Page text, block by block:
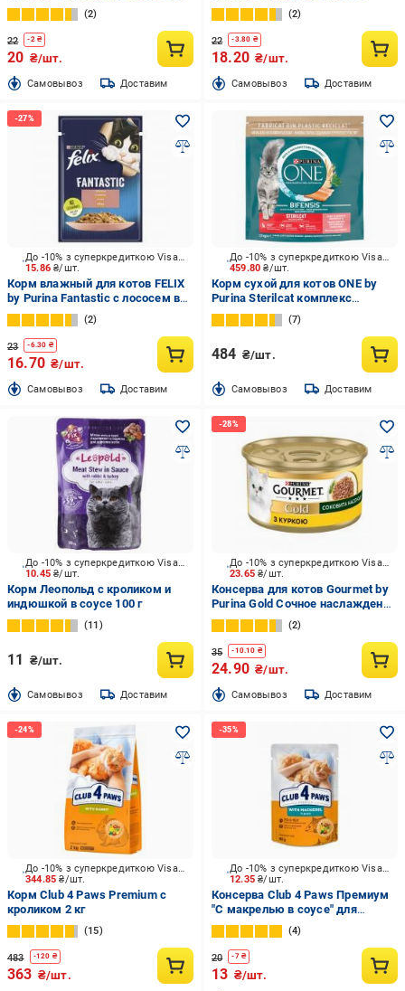
2
22 -2₴
20 ₴/шт.
Cамовывоз Доставим
2
22 -3.80 ₴
18.20 ₴/шт.
Cамовывоз Доставим
15.86₴/шт.
До -10% з суперкредиткою Visa Вигода
Корм влажный для котов FELIX
by Purina Fantastic с лососем в
желе 85 г
2
23 -6.30 ₴
16.70 ₴/шт.
Cамовывоз Доставим
459.80₴/шт.
До -10% з суперкредиткою Visa Вигода
Корм сухой для котов ONE by
Purina Sterilcat комплекс
Bifensis с лососем 1,5 кг
7
484 ₴/шт.
Cамовывоз Доставим
10.45₴/шт.
До -10% з суперкредиткою Visa Вигода
Корм Леопольд с кроликом и
индюшкой в соусе 100 г
11
11 ₴/шт.
Cамовывоз Доставим
23.65₴/шт.
До -10% з суперкредиткою Visa Вигода
Консерва для котов Gourmet by
Purina Gold Сочное наслаждение
с курицей 85 г
2
35 -10.10 ₴
24.90 ₴/шт.
Cамовывоз Доставим
344.85₴/шт.
До -10% з суперкредиткою Visa Вигода
Корм Club 4 Paws Premium с
кроликом 2 кг
15
483 -120 ₴
363 ₴/шт.
12.35₴/шт.
До -10% з суперкредиткою Visa Вигода
Консерва Club 4 Paws Премиум
"С макрелью в соусе" для
взрослых кошек 85 г
4
20 -7₴
13 ₴/шт.